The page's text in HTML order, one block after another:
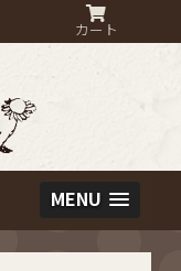
カート
MENU